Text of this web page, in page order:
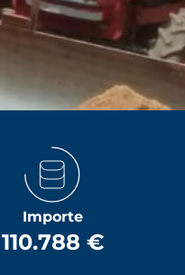
Importe
110.788 €